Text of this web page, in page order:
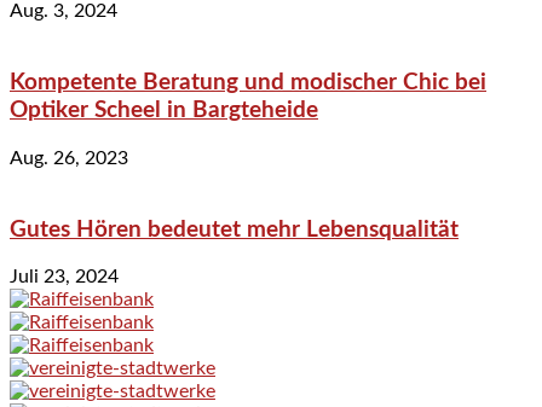
Aug. 3, 2024
Kompetente Beratung und modischer Chic bei
Optiker Scheel in Bargteheide
Aug. 26, 2023
Gutes Hören bedeutet mehr Lebensqualität
Juli 23, 2024